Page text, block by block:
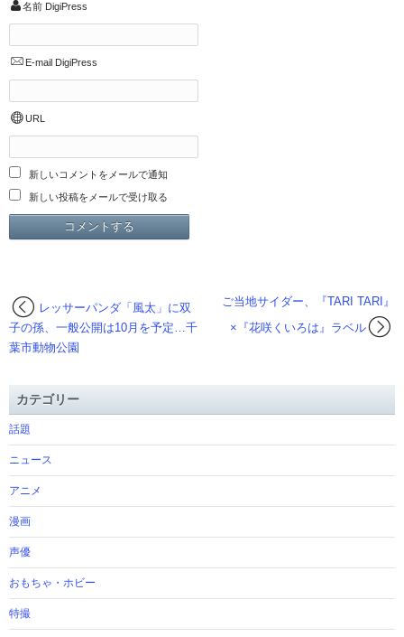
名前 DigiPress
E-mail DigiPress
URL
新しいコメントをメールで通知
新しい投稿をメールで受け取る
ご当地サイダー、『TARI TARI』
×『花咲くいろは』ラベル
レッサーパンダ「風太」に双
子の孫、一般公開は10月を予定…千
葉市動物公園
カテゴリー
話題
ニュース
アニメ
漫画
声優
おもちゃ・ホビー
特撮